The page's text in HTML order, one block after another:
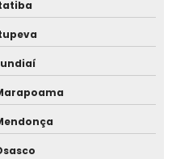
corporativo
para condomínio